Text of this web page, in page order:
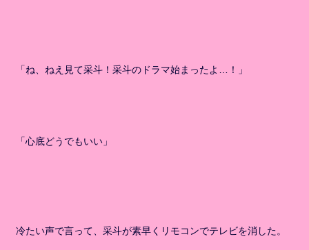
「ね、ねえ見て采斗！采斗のドラマ始まったよ…！」
「心底どうでもいい」
冷たい声で言って、采斗が素早くリモコンでテレビを消した。